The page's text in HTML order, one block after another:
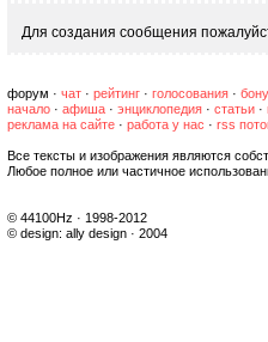
Для создания сообщения
форум · чат · рейтинг · голосования ·
начало · афиша · энциклопедия · статьи ·
реклама на сайте · работа у нас · rss
Все тексты и изображения являются
Любое полное или частичное
© 44100Hz · 1998-2012
© design: ally design · 2004